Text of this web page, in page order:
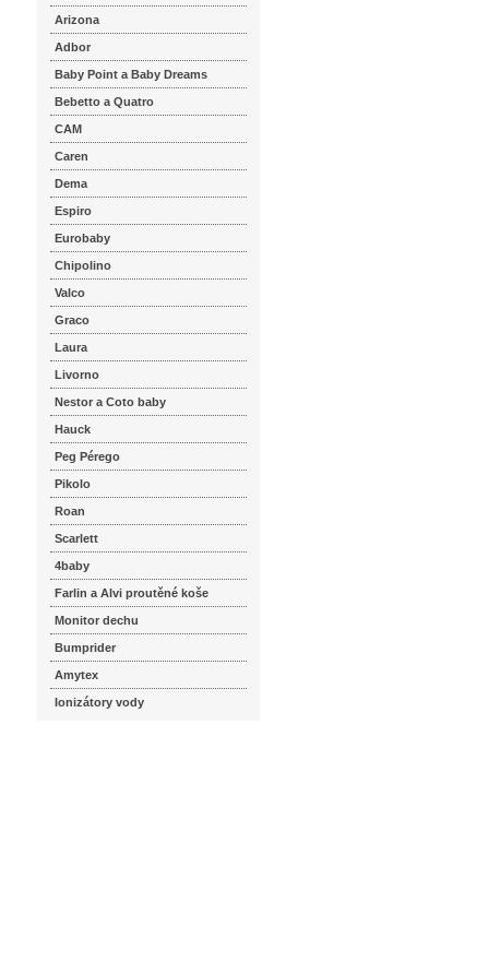
Arizona
Adbor
Baby Point a Baby Dreams
Bebetto a Quatro
CAM
Caren
Dema
Espiro
Eurobaby
Chipolino
Valco
Graco
Laura
Livorno
Nestor a Coto baby
Hauck
Peg Pérego
Pikolo
Roan
Scarlett
4baby
Farlin a Alvi proutěné koše
Monitor dechu
Bumprider
Amytex
Ionizátory vody